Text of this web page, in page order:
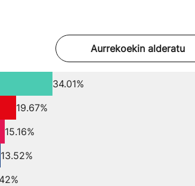
Aurrekoekin alderatu
34.01%
19.67%
15.16%
13.52%